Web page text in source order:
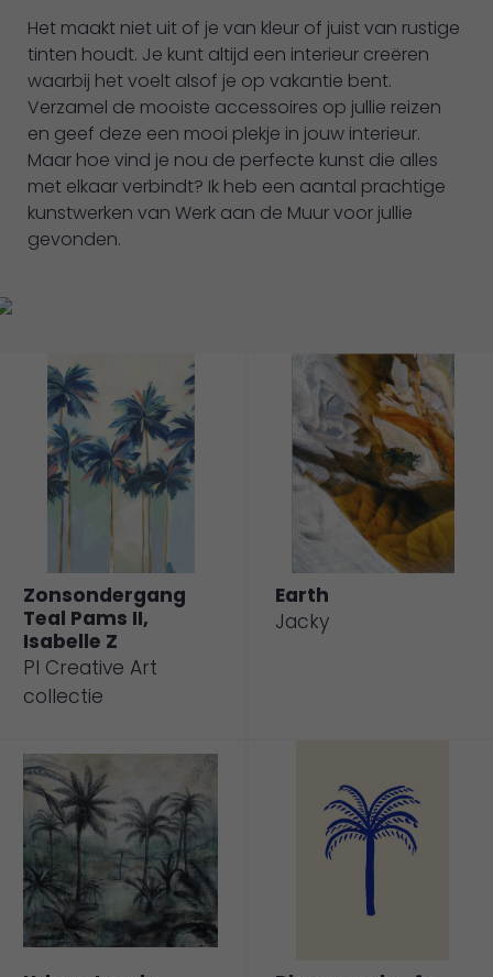
Het maakt niet uit of je van kleur of juist van rustige
tinten houdt. Je kunt altijd een interieur creëren
waarbij het voelt alsof je op vakantie bent.
Verzamel de mooiste accessoires op jullie reizen
en geef deze een mooi plekje in jouw interieur.
Maar hoe vind je nou de perfecte kunst die alles
met elkaar verbindt? Ik heb een aantal prachtige
kunstwerken van Werk aan de Muur voor jullie
gevonden.
Zonsondergang
Teal Pams II,
Isabelle Z
PI Creative Art
collectie
Earth
Jacky